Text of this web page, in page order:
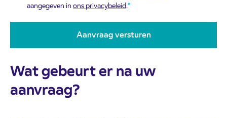
aangegeven in ons privacybeleid.
Wat gebeurt er na uw
aanvraag?